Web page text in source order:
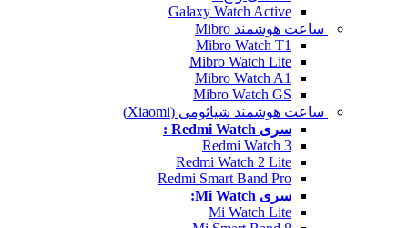
Galaxy Watch Active
ساعت هوشمند Mibro
Mibro Watch T1
Mibro Watch Lite
Mibro Watch A1
Mibro Watch GS
ساعت هوشمند شیائومی (Xiaomi)
سری Redmi Watch :
Redmi Watch 3
Redmi Watch 2 Lite
Redmi Smart Band Pro
سری Mi Watch:
Mi Watch Lite